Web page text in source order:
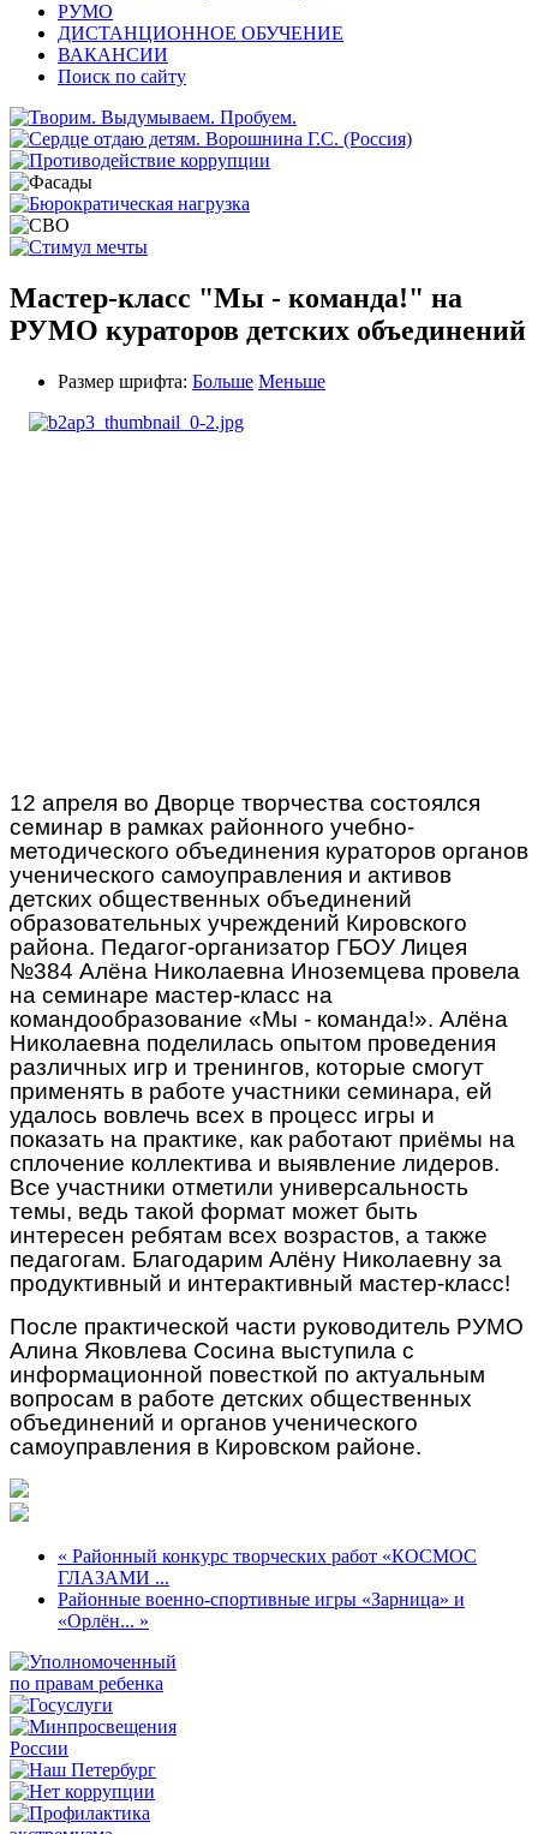
РУМО
ДИСТАНЦИОННОЕ ОБУЧЕНИЕ
ВАКАНСИИ
Поиск по сайту
Мастер-класс "Мы - команда!" на
РУМО кураторов детских объединений
Размер шрифта: Больше Меньше
12 апреля во Дворце творчества состоялся
семинар в рамках районного учебно-
методического объединения кураторов органов
ученического самоуправления и активов
детских общественных объединений
образовательных учреждений Кировского
района. Педагог-организатор ГБОУ Лицея
№384 Алёна Николаевна Иноземцева провела
на семинаре мастер-класс на
командообразование «Мы - команда!». Алёна
Николаевна поделилась опытом проведения
различных игр и тренингов, которые смогут
применять в работе участники семинара, ей
удалось вовлечь всех в процесс игры и
показать на практике, как работают приёмы на
сплочение коллектива и выявление лидеров.
Все участники отметили универсальность
темы, ведь такой формат может быть
интересен ребятам всех возрастов, а также
педагогам. Благодарим Алёну Николаевну за
продуктивный и интерактивный мастер-класс!
После практической части руководитель РУМО
Алина Яковлева Сосина выступила с
информационной повесткой по актуальным
вопросам в работе детских общественных
объединений и органов ученического
самоуправления в Кировском районе.
« Районный конкурс творческих работ «КОСМОС
ГЛАЗАМИ ...
Районные военно-спортивные игры «Зарница» и
«Орлён... »